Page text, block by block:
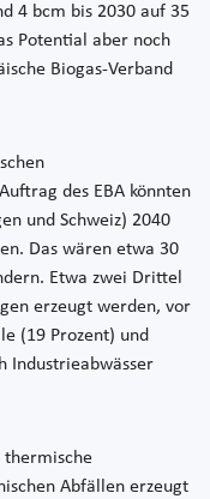
4 bcm bis 2030 auf 35
Potential aber noch
Biogas-Verband
des EBA könnten
und Schweiz) 2040
Das wären etwa 30
Etwa zwei Drittel
erzeugt werden, vor
(19 Prozent) und
Industrieabwässer
thermische
Abfällen erzeugt